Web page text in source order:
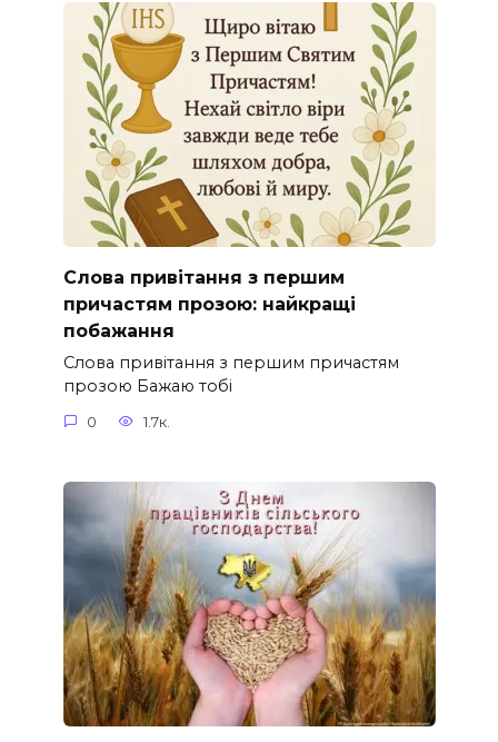
Слова привітання з першим
причастям прозою: найкращі
побажання
Слова привітання з першим причастям
прозою Бажаю тобі
0 1.7к.